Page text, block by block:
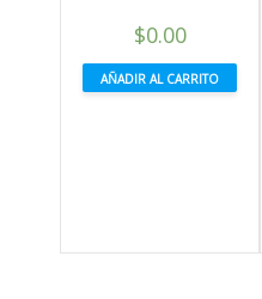
$0.00
AÑADIR AL CARRITO